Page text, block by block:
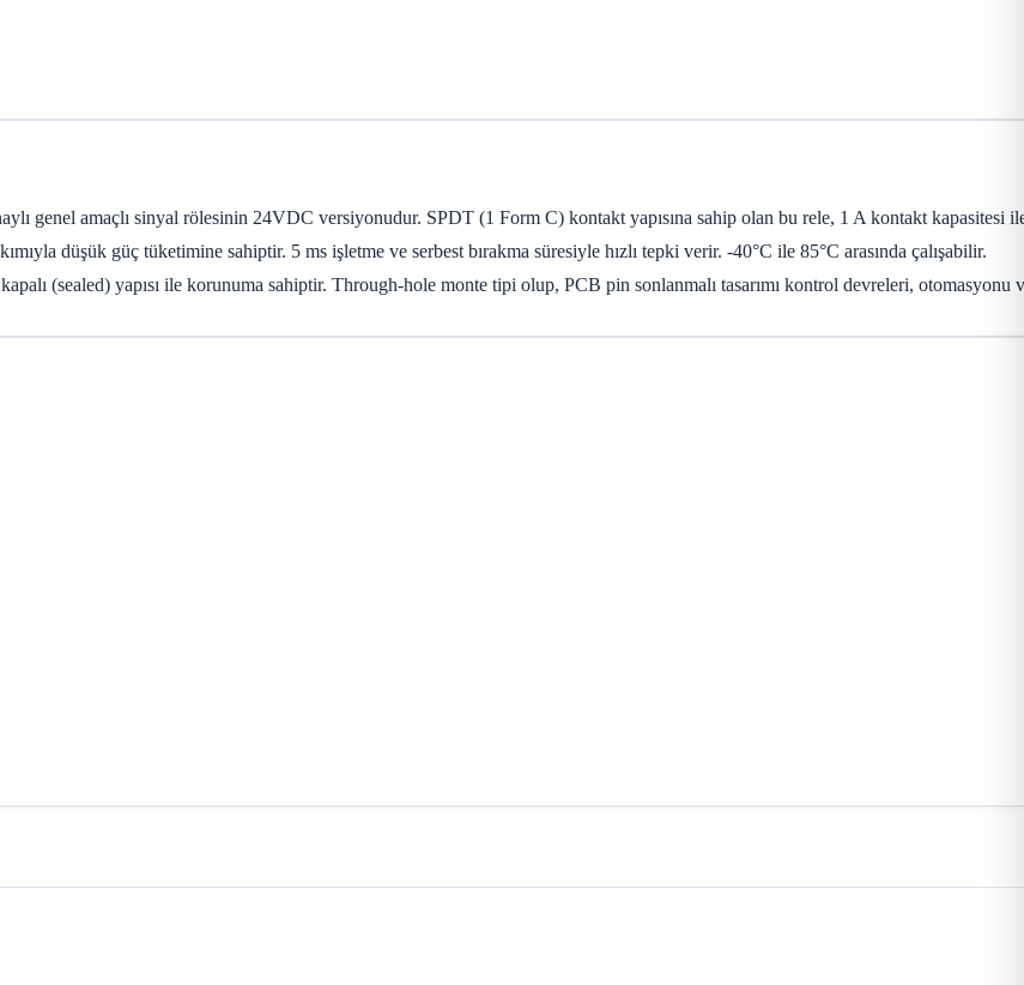
genel amaçlı sinyal rölesinin 24VDC versiyonudur. SPDT (1 Form C) kontakt yapısına sahip olan bu rele, 1 A kontakt kapasitesi
düşük güç tüketimine sahiptir. 5 ms işletme ve serbest bırakma süresiyle hızlı tepki verir. -40°C ile 85°C arasında çalışabilir.
(sealed) yapısı ile korunuma sahiptir. Through-hole monte tipi olup, PCB pin sonlanmalı tasarımı kontrol devreleri, otomasyonu